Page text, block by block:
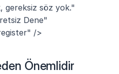
gereksiz söz yok."
Dene"
/>
Önemlidir